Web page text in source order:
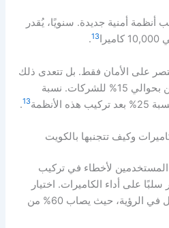
أنظمة أمنية جديدة. سنويًا، يُقدر
13
.
على الأمان فقط. بل تتعدى ذلك
لتشمل تخفيض تكاليف التأمين بحوالي 15% للشركات. نسبة
13
.
يتعرض 70% من المستخدمين لأخطاء في تركيب
سلبًا على أداء الكاميرات. اختيار
المواقع الخاطئة يسبب مشاكل في الرؤية، حيث يصاب 60% من